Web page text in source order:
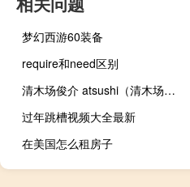
梦幻西游60装备
require和need区别
清木场俊介 atsushi（清木场俊介）
过年跳槽视频大全最新
在美国怎么租房子